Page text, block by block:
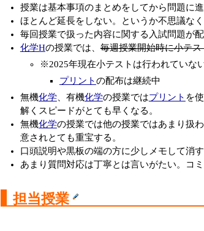
授業は基本事項のまとめをしてから問題に
ほとんど延長をしない。というか不思議な
毎回授業で扱った内容に関する入試問題が
化学Hの授業では、毎週授業開始時に小テス
※2025年現在小テストは行われていない
プリントの配布は継続中
無機化学、有機化学の授業ではプリント を
解くスピードがとても早くなる。
無機化学の授業では他の授業ではあまり扱
意されとても重宝する。
口頭説明や黒板の端の方に少しメモして消
あまり質問対応は丁寧とは言いがたい。コ
担当授業